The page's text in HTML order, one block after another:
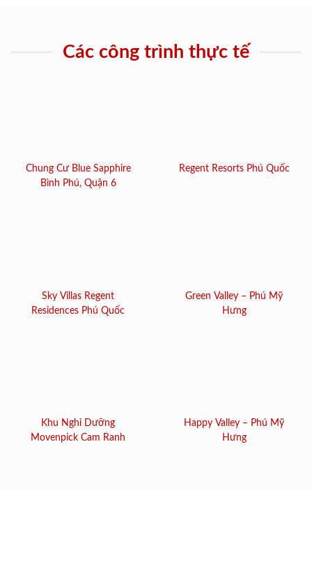
Các công trình thực tế
Chung Cư Blue Sapphire
Bình Phú, Quận 6
Regent Resorts Phú Quốc
Sky Villas Regent
Residences Phú Quốc
Green Valley – Phú Mỹ
Hưng
Khu Nghỉ Dưỡng
Movenpick Cam Ranh
Happy Valley – Phú Mỹ
Hưng